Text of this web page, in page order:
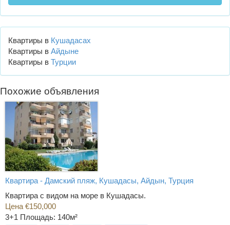
Квартиры в Кушадасах
Квартиры в Айдыне
Квартиры в Турции
Похожие объявления
Квартира - Дамский пляж, Кушадасы, Айдын, Турция
Квартира с видом на море в Кушадасы.
Цена €150,000
3+1 Площадь: 140м²